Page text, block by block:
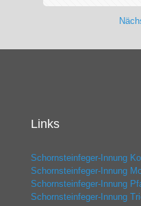
Links
Schornsteinfeger-Innung
Schornsteinfeger-Innung
Schornsteinfeger-Innung
Schornsteinfeger-Innung